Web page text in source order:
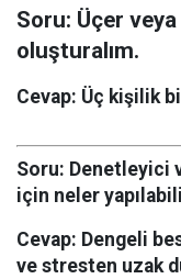
Soru: Üçer
oluşturalım.
Cevap: Üç kişilik
Soru: Denetleyici
için neler
Cevap: Dengeli
ve stresten uzak